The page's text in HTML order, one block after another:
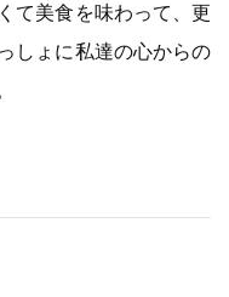
て美食を味わって、更
しょに私達の心からの